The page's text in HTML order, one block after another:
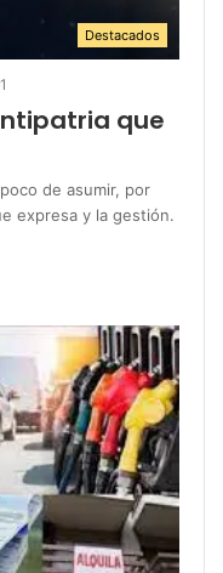
Destacados
que
de asumir, por
expresa y la gestión.